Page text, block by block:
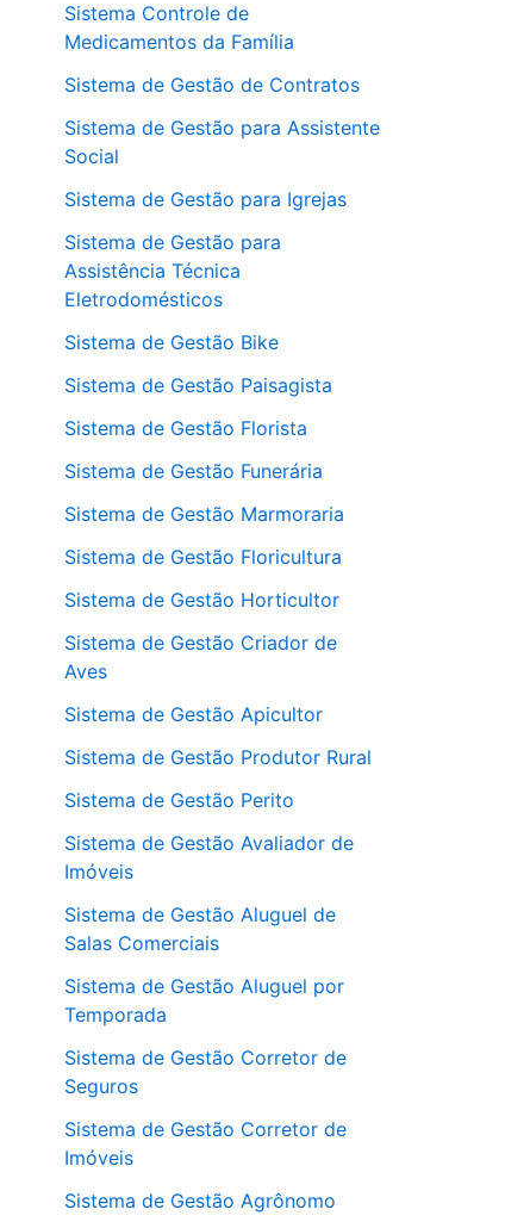
Sistema Controle de
Medicamentos da Família
Sistema de Gestão de Contratos
Sistema de Gestão para Assistente
Social
Sistema de Gestão para Igrejas
Sistema de Gestão para
Assistência Técnica
Eletrodomésticos
Sistema de Gestão Bike
Sistema de Gestão Paisagista
Sistema de Gestão Florista
Sistema de Gestão Funerária
Sistema de Gestão Marmoraria
Sistema de Gestão Floricultura
Sistema de Gestão Horticultor
Sistema de Gestão Criador de
Aves
Sistema de Gestão Apicultor
Sistema de Gestão Produtor Rural
Sistema de Gestão Perito
Sistema de Gestão Avaliador de
Imóveis
Sistema de Gestão Aluguel de
Salas Comerciais
Sistema de Gestão Aluguel por
Temporada
Sistema de Gestão Corretor de
Seguros
Sistema de Gestão Corretor de
Imóveis
Sistema de Gestão Agrônomo